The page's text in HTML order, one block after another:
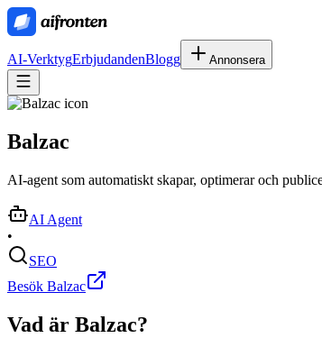
AI-VerktygErbjudandenBlogg Annonsera
Balzac
AI-agent som automatiskt skapar, optimerar och
AI Agent
•
SEO
Besök Balzac
Vad är Balzac?